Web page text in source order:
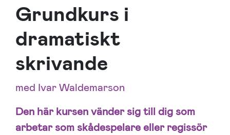
Grundkurs i
dramatiskt
skrivande
med Ivar Waldemarson
Den här kursen vänder sig till dig som
arbetar som skådespelare eller regissör